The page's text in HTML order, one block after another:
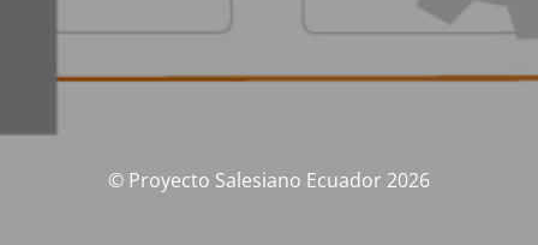
© Proyecto Salesiano Ecuador 2026